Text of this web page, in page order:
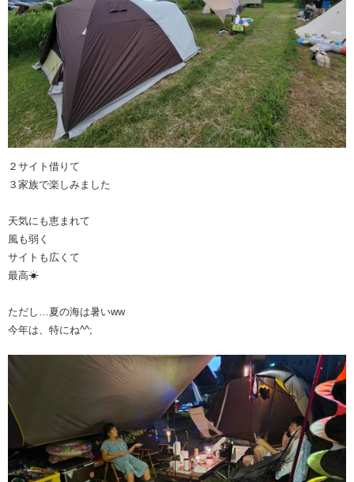
２サイト借りて
３家族で楽しみました
天気にも恵まれて
風も弱く
サイトも広くて
最高☀
ただし…夏の海は暑いww
今年は、特にね^^;